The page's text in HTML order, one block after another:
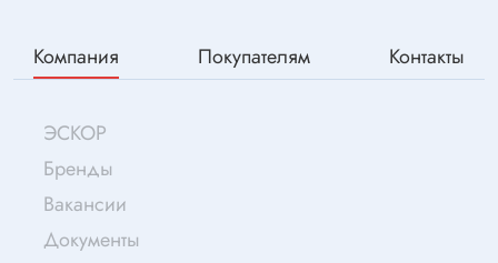
Компания Покупателям Контакты
ЭСКОР
Бренды
Вакансии
Документы